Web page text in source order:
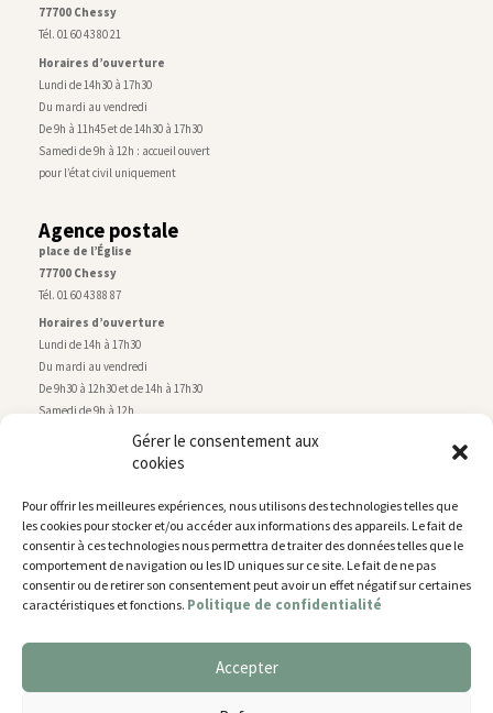
Gérer le consentement aux
cookies
Pour offrir les meilleures expériences, nous utilisons des technologies telles que
les cookies pour stocker et/ou accéder aux informations des appareils. Le fait de
consentir à ces technologies nous permettra de traiter des données telles que le
comportement de navigation ou les ID uniques sur ce site. Le fait de ne pas
consentir ou de retirer son consentement peut avoir un effet négatif sur certaines
caractéristiques et fonctions. Politique de confidentialité
Accepter
77700 Chessy
Tél. 01 60 43 80 21
Horaires d’ouverture
Lundi de 14h30 à 17h30
Du mardi au vendredi
De 9h à 11h45 et de 14h30 à 17h30
Samedi de 9h à 12h : accueil ouvert
pour l’état civil uniquement
Agence postale
place de l’Église
77700 Chessy
Tél. 01 60 43 88 87
Horaires d’ouverture
Lundi de 14h à 17h30
Du mardi au vendredi
De 9h30 à 12h30 et de 14h à 17h30
Samedi de 9h à 12h
Service technique
rue de Montry–77700 Chessy
Tél. 01 60 43 52 63
Horaires d’ouverture
Lundi, mardi et jeudi
De 9h à 11h45 et de 14h30 à 17h30
Nous utilisons des cookies pour vous offrir la meilleure